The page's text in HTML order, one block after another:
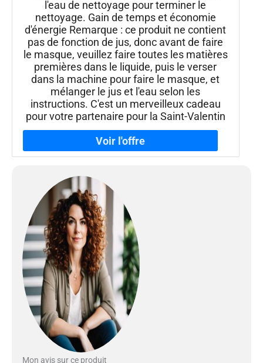
l'eau de nettoyage pour terminer le
nettoyage. Gain de temps et économie
d'énergie Remarque : ce produit ne contient
pas de fonction de jus, donc avant de faire
le masque, veuillez faire toutes les matières
premières dans le liquide, puis le verser
dans la machine pour faire le masque, et
mélanger le jus et l'eau selon les
instructions. C'est un merveilleux cadeau
pour votre partenaire pour la Saint-Valentin
Mon avis sur ce produit